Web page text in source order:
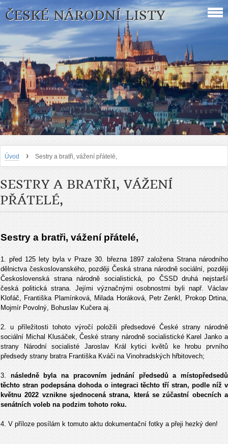
ČESKÉ NÁRODNÍ LISTY
Úvod › Sestry a bratři, vážení přátelé,
SESTRY A BRATŘI, VÁŽENÍ
PŘÁTELÉ,
Sestry a bratři, vážení přátelé,
1. před 125 lety byla v Praze 30. března 1897 založena Strana národního
dělnictva českoslovanského, později Česká strana národně sociální, později
Československá strana národně socialistická, po ČSSD druhá nejstarší
česká politická strana. Jejími význačnými osobnostmi byli např. Václav
Klofáč, Františka Plamínková, Milada Horáková, Petr Zenkl, Prokop Drtina,
Mojmír Povolný, Bohuslav Kučera aj.
2. u příležitosti tohoto výročí položili předsedové České strany národně
sociální Michal Klusáček, České strany národně socialistické Karel Janko a
strany Národní socialisté Jaroslav Král kytici květů ke hrobu prvního
předsedy strany bratra Františka Kváči na Vinohradských hřbitovech;
3. následně byla na pracovním jednání předsedů a místopředsedů
těchto stran podepsána dohoda o integraci těchto tří stran, podle níž v
květnu 2022 vznikne sjednocená strana, která se zúčastní obecních a
senátních voleb na podzim tohoto roku.
4. V příloze posílám k tomuto aktu dokumentační fotky a přeji hezký den!